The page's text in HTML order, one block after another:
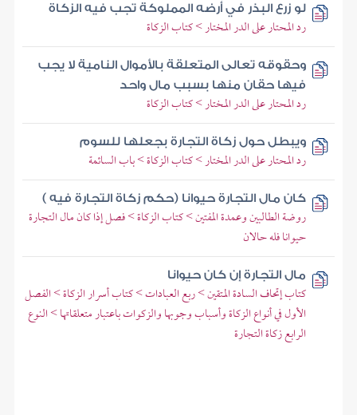
لو زرع البذر في أرضه المملوكة تجب فيه الزكاة
رد المحتار على الدر المختار > كتاب الزكاة
وحقوقه تعالى المتعلقة بالأموال النامية لا يجب
فيها حقان منها بسبب مال واحد
رد المحتار على الدر المختار > كتاب الزكاة
ويبطل حول زكاة التجارة بجعلها للسوم
رد المحتار على الدر المختار > كتاب الزكاة > باب السائمة
كان مال التجارة حيوانا (حكم زكاة التجارة فيه )
روضة الطالبين وعمدة المفتين > كتاب الزكاة > فصل إذا كان مال التجارة
حيوانا فله حالان
مال التجارة إن كان حيوانا
كتاب إتحاف السادة المتقين > ربع العبادات > كتاب أسرار الزكاة > الفصل
الأول في أنواع الزكاة وأسباب وجوبها والزكوات باعتبار متعلقاتها > النوع
الرابع زكاة التجارة